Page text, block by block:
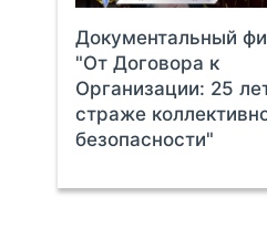
Документальный
"От Договора к
Организации: 25
страже
безопасности"